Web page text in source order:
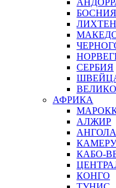
СЕРБИЯ
АФРИКА
АЛЖИР
АНГОЛА
КАБО-
КОНГО